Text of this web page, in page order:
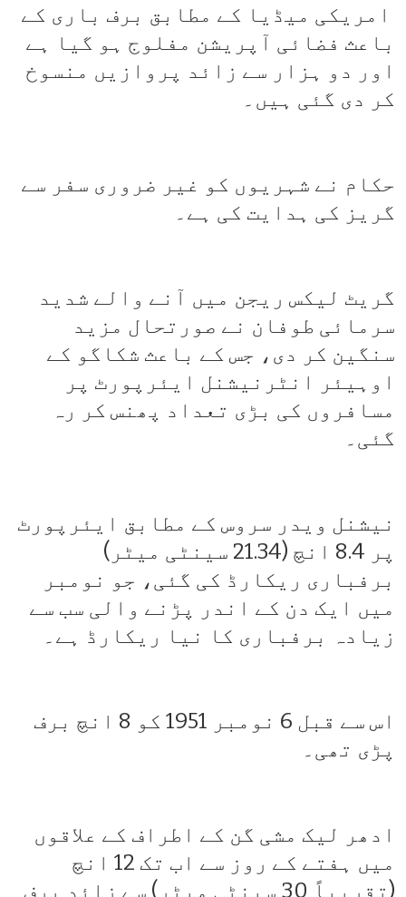
امریکی میڈیا کے مطابق برف باری کے
باعث فضائی آپریشن مفلوج ہو گیا ہے
اور دو ہزار سے زائد پروازیں منسوخ
کر دی گئی ہیں۔
حکام نے شہریوں کو غیر ضروری سفر سے
گریز کی ہدایت کی ہے۔
گریٹ لیکس ریجن میں آنے والے شدید
سرمائی طوفان نے صورتحال مزید
سنگین کر دی، جس کے باعث شکاگو کے
اوہیئر انٹرنیشنل ایئرپورٹ پر
مسافروں کی بڑی تعداد پھنس کر رہ
گئی۔
نیشنل ویدر سروس کے مطابق ایئرپورٹ
پر 8.4 انچ (21.34 سینٹی میٹر)
برفباری ریکارڈ کی گئی، جو نومبر
میں ایک دن کے اندر پڑنے والی سب سے
زیادہ برفباری کا نیا ریکارڈ ہے۔
اس سے قبل 6 نومبر 1951 کو 8 انچ برف
پڑی تھی۔
ادھر لیک مشی گن کے اطراف کے علاقوں
میں ہفتے کے روز سے اب تک 12 انچ
(تقریباً 30 سینٹی میٹر) سے زائد برف